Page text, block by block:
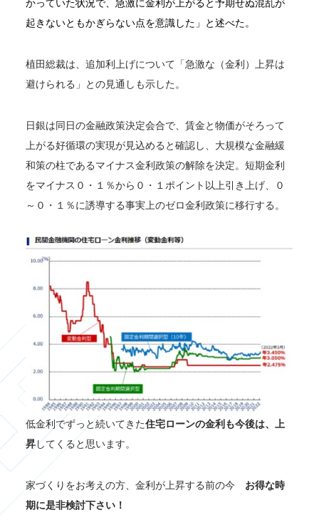
かっていた状況で、急激に金利が上がると予期せぬ混乱が
起きないともかぎらない点を意識した」と述べた。
植田総裁は、追加利上げについて「急激な（金利）上昇は
避けられる」との見通しも示した。
日銀は同日の金融政策決定会合で、賃金と物価がそろって
上がる好循環の実現が見込めると確認し、大規模な金融緩
和策の柱であるマイナス金利政策の解除を決定。短期金利
をマイナス０・１％から０・１ポイント以上引き上げ、０
～０・１％に誘導する事実上のゼロ金利政策に移行する。
低金利でずっと続いてきた住宅ローンの金利も今後は、上
昇してくると思います。
家づくりをお考えの方、金利が上昇する前の今 お得な時
期に是非検討下さい！